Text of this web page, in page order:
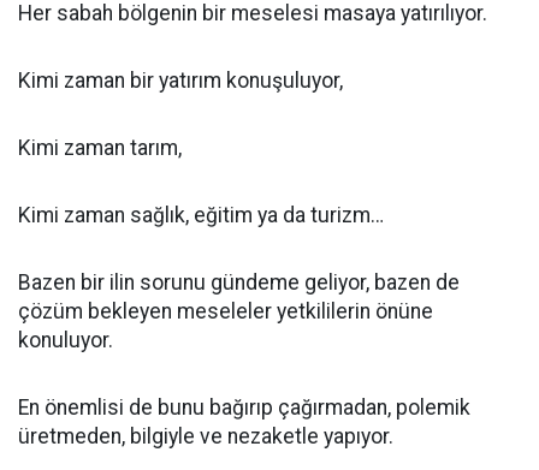
Her sabah bölgenin bir meselesi masaya yatırılıyor.
Kimi zaman bir yatırım konuşuluyor,
Kimi zaman tarım,
Kimi zaman sağlık, eğitim ya da turizm…
Bazen bir ilin sorunu gündeme geliyor, bazen de
çözüm bekleyen meseleler yetkililerin önüne
konuluyor.
En önemlisi de bunu bağırıp çağırmadan, polemik
üretmeden, bilgiyle ve nezaketle yapıyor.